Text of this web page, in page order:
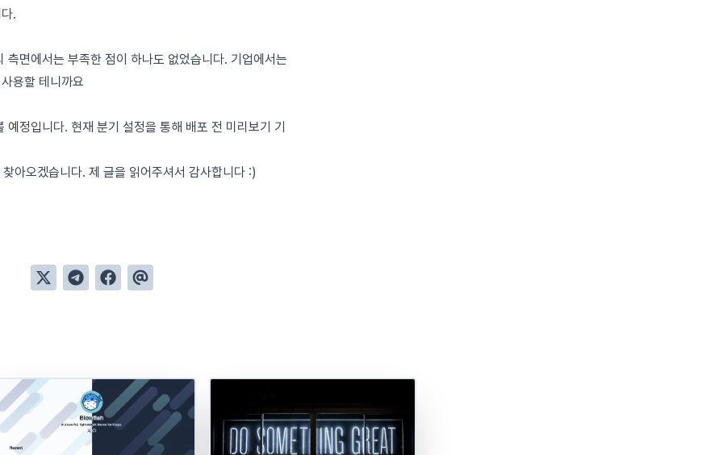
.
면에서는 부족한 점이 하나도 없었습니다. 기업에서는
용할 테니까요
정입니다. 현재 분기 설정을 통해 배포 전 미리보기 기
아오겠습니다. 제 글을 읽어주셔서 감사합니다 :)